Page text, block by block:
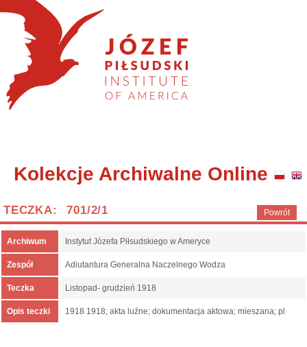
Kolekcje Archiwalne Online
Powrót
TECZKA: 701/2/1
Archiwum Instytut Józefa Piłsudskiego w Ameryce
Zespół Adiutantura Generalna Naczelnego Wodza
Teczka Listopad- grudzień 1918
Opis teczki 1918 1918; akta luźne; dokumentacja aktowa; mieszana; pl